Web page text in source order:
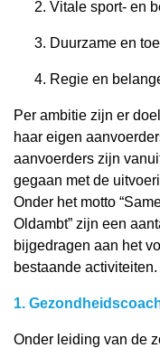
Vitale sport- en
Duurzame en
Regie en
Per ambitie zijn er
haar eigen
aanvoerders zijn
gegaan met de
Onder het motto
Oldambt” zijn een
bijgedragen aan het
bestaande activiteiten.
1.
Onder leiding van de